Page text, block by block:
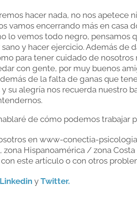
hacer nada, no nos apetece
vamos encerrando más en casa
lo vemos todo negro, pensamos
y hacer ejercicio. Además de
para tener cuidado de nosotros
con gente, por muy buenos
de la falta de ganas que
su alegría nos recuerda nuestro
de cómo podemos trabajar
en www-conectia-
zona Hispanoamérica / zona
este artículo o con otros
Linkedin y Twitter.